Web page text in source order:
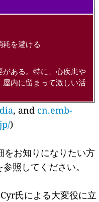
耗を避ける
ある。特に、心疾患や
内に留まって激しい活
, and cn.emb-
)
をお知りになりたい方
参照してください。
氏による大変役に立